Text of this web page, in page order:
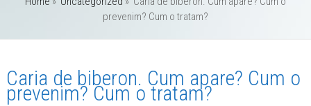
prevenim? Cum o tratam?
Caria de biberon. Cum apare? Cum o
prevenim? Cum o tratam?